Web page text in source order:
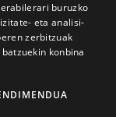
buruzko
eta analisi-
zerbitzuak
konbina